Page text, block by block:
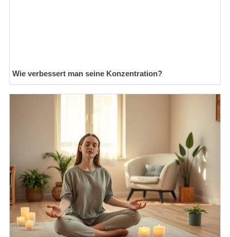
Wie verbessert man seine Konzentration?